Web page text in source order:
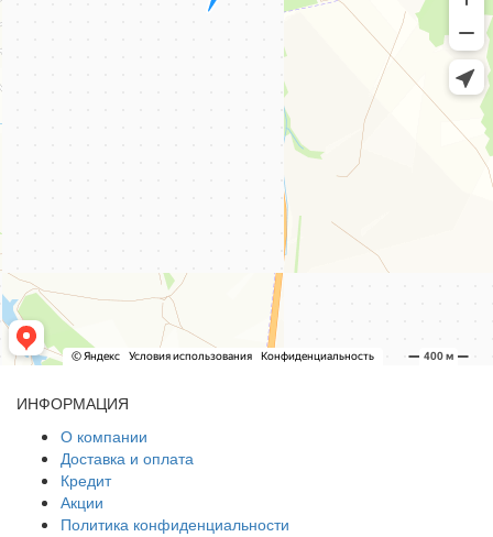
ИНФОРМАЦИЯ
О компании
Доставка и оплата
Кредит
Акции
Политика конфиденциальности